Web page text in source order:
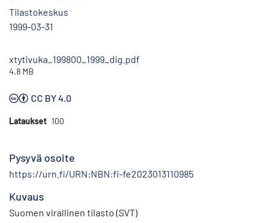
Tilastokeskus
1999-03-31
xtytivuka_199800_1999_dig.pdf
4.8 MB
CC BY 4.0
Lataukset 100
Pysyvä osoite
https://urn.fi/URN:NBN:fi-fe2023013110985
Kuvaus
Suomen virallinen tilasto (SVT)